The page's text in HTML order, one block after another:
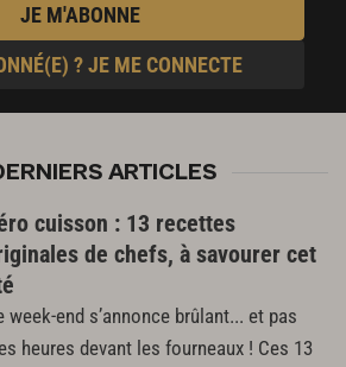
JE M'ABONNE
? JE ME CONNECTE
ARTICLES
cuisson : 13 recettes
de chefs, à savourer cet
week-end s’annonce brûlant... et pas
heures devant les fourneaux ! Ces 13